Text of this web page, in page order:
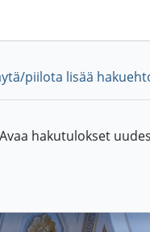
piilota lisää
Avaa hakutulokset